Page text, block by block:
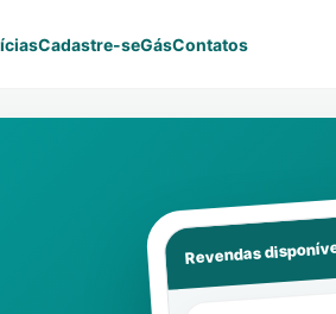
Cadastre-seGásContatos
Revendas